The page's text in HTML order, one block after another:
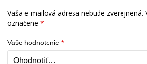
Vaša e-mailová adresa nebude zverejnená.
označené *
Vaše hodnotenie *